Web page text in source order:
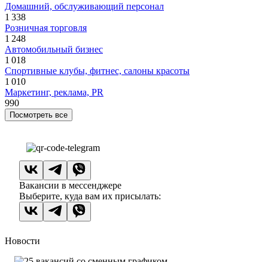
Домашний, обслуживающий персонал
1 338
Розничная торговля
1 248
Автомобильный бизнес
1 018
Спортивные клубы, фитнес, салоны красоты
1 010
Маркетинг, реклама, PR
990
Посмотреть все
Вакансии в мессенджере
Выберите, куда вам их присылать:
Новости